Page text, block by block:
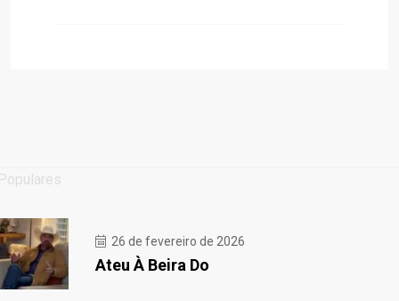
26 de fevereiro de 2026
Ateu À Beira Do